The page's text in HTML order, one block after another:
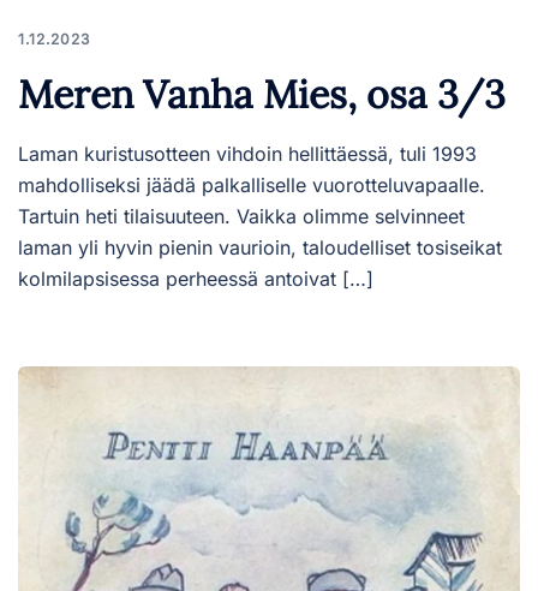
1.12.2023
Meren Vanha Mies, osa 3/3
Laman kuristusotteen vihdoin hellittäessä, tuli 1993
mahdolliseksi jäädä palkalliselle vuorotteluvapaalle.
Tartuin heti tilaisuuteen. Vaikka olimme selvinneet
laman yli hyvin pienin vaurioin, taloudelliset tosiseikat
kolmilapsisessa perheessä antoivat […]